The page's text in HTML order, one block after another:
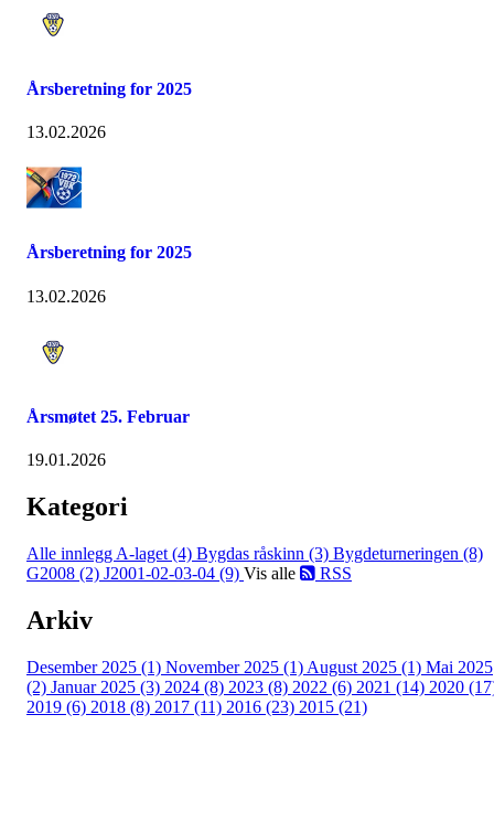
Årsberetning for 2025
13.02.2026
Årsberetning for 2025
13.02.2026
Årsmøtet 25. Februar
19.01.2026
Kategori
Alle innlegg A-laget (4) Bygdas råskinn (3) Bygdeturneringen (8)
G2008 (2) J2001-02-03-04 (9) Vis alle RSS
Arkiv
Desember 2025 (1) November 2025 (1) August 2025 (1) Mai 2025
(2) Januar 2025 (3) 2024 (8) 2023 (8) 2022 (6) 2021 (14) 2020
2019 (6) 2018 (8) 2017 (11) 2016 (23) 2015 (21)